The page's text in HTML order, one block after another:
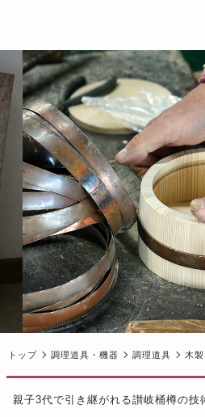
トップ 調理道具・機器 調理道具 木
親子3代で引き継がれる讃岐桶樽の技